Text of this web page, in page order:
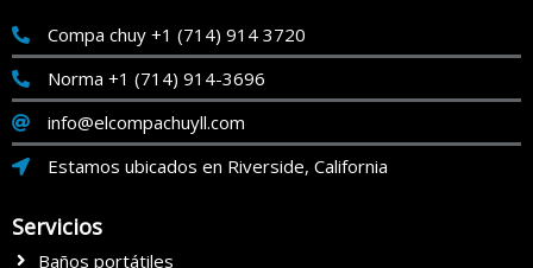
Compa chuy +1 (714) 914 3720
Norma +1 (714) 914-3696
info@elcompachuyll.com
Estamos ubicados en Riverside, California
Servicios
Baños portátiles